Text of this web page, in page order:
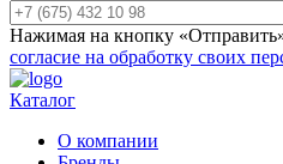
Нажимая на кнопку
согласие на обработку своих
Каталог
О компании